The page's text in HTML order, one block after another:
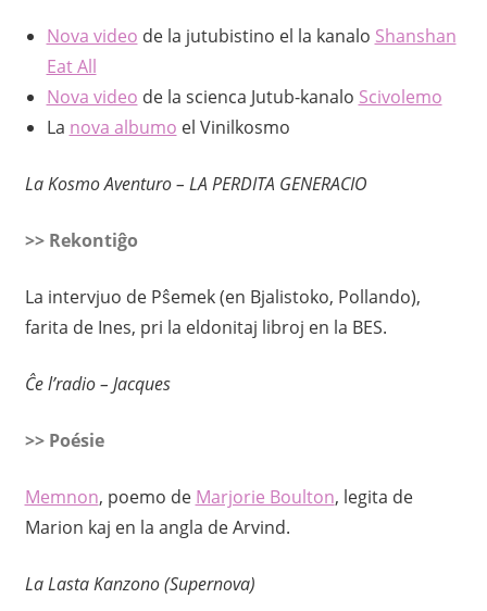
Nova video de la jutubistino el la kanalo Shanshan
Eat All
Nova video de la scienca Jutub-kanalo Scivolemo
La nova albumo el Vinilkosmo
La Kosmo Aventuro – LA PERDITA GENERACIO
>> Rekontiĝo
La intervjuo de Pŝemek (en Bjalistoko, Pollando),
farita de Ines, pri la eldonitaj libroj en la BES.
Ĉe l’radio – Jacques
>> Poésie
Memnon, poemo de Marjorie Boulton, legita de
Marion kaj en la angla de Arvind.
La Lasta Kanzono (Supernova)